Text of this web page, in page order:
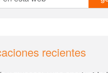
recientes